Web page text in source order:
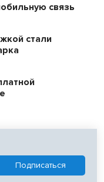
связь
стали